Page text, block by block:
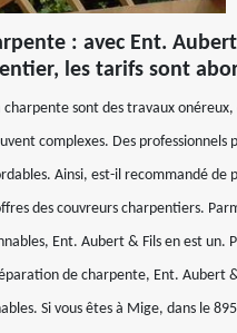
: avec Ent.
les tarifs sont
charpente sont des travaux onéreux,
complexes. Des professionnels
Ainsi, est-il recommandé de
des couvreurs charpentiers.
Ent. Aubert & Fils en est un.
de charpente, Ent. Aubert
Si vous êtes à Mige, dans le